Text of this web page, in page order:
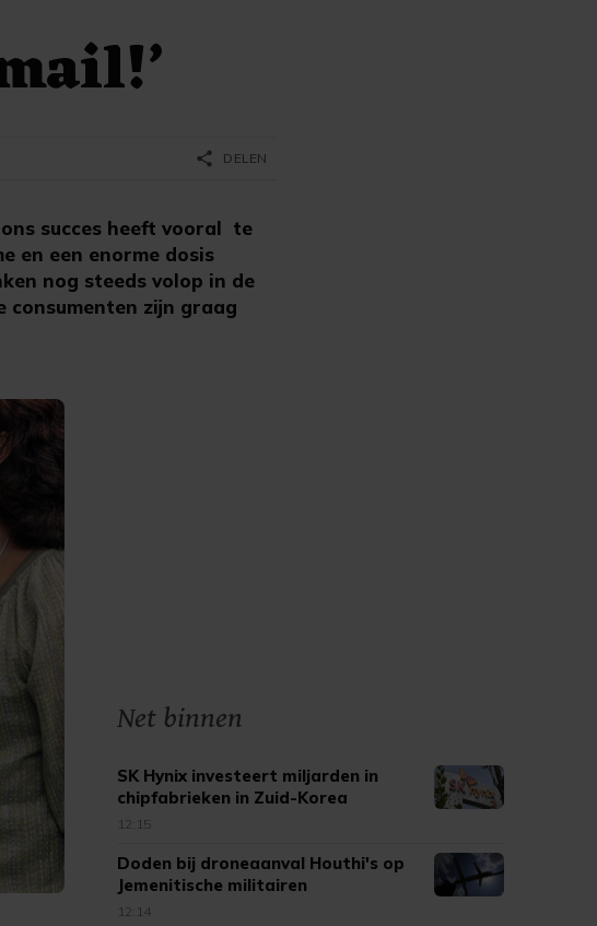
succes heeft vooral te
en een enorme dosis
nog steeds volop in de
consumenten zijn graag
share DELEN
Net binnen
SK Hynix investeert miljarden in
chipfabrieken in Zuid-Korea
12:15
Doden bij droneaanval Houthi's op
Jemenitische militairen
12:14